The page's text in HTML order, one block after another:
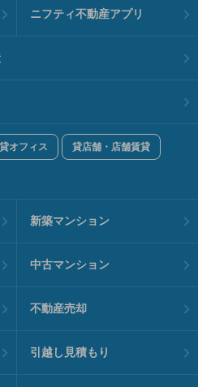
ニフティ不動産アプリ
オフィス 貸店舗・店舗賃貸
新築マンション
中古マンション
不動産売却
引越し見積もり